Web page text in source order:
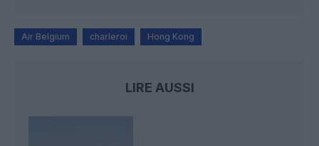
Air Belgium charleroi Hong Kong
LIRE AUSSI